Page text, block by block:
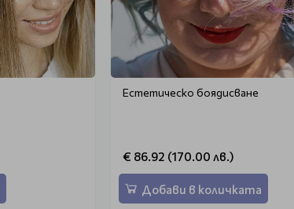
Естетическо боядисване
€ 86.92 (170.00 лв.)
Добави в количката